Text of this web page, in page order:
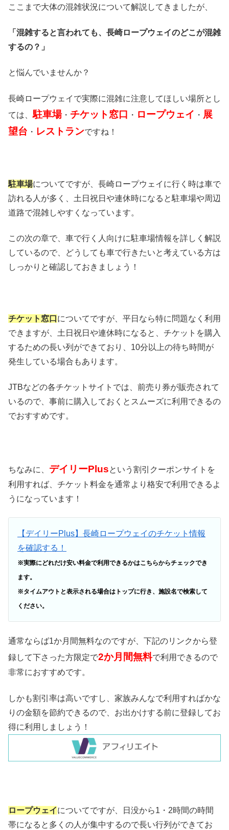
ここまで大体の混雑状況について解説してきましたが、
「混雑すると言われても、長崎ロープウェイのどこが混雑
するの？」
と悩んでいませんか？
長崎ロープウェイで実際に混雑に注意してほしい場所とし
ては、駐車場・ チケット窓口 ・ ロープウェイ ・ 展
望台 ・ レストランですね！
駐車場についてですが、長崎ロープウェイに行く時は車で
訪れる人が多く、土日祝日や連休時になると駐車場や周辺
道路で混雑しやすくなっています。
この次の章で、車で行く人向けに駐車場情報を詳しく解説
しているので、どうしても車で行きたいと考えている方は
しっかりと確認しておきましょう！
チケット窓口 についてですが、平日なら特に問題なく利用
できますが、土日祝日や連休時になると、チケットを購入
するための長い列ができており、10分以上の待ち時間が
発生している場合もあります。
JTBなどの各チケットサイトでは、前売り券が販売されて
いるので、事前に購入しておくとスムーズに利用できるの
でおすすめです。
ちなみに、 デイリーPlusという割引クーポンサイトを
利用すれば、チケット料金を通常より格安で利用できるよ
うになっています！
【デイリーPlus】長崎ロープウェイのチケット情報
を確認する！
※実際にどれだけ安い料金で利用できるかはこちらからチェックでき
ます。
※タイムアウトと表示される場合はトップに行き、施設名で検索して
ください。
通常ならば1か月間無料なのですが、下記のリンクから登
録して下さった方限定で2か月間無料で利用できるので
非常におすすめです。
しかも割引率は高いですし、家族みんなで利用すればかな
りの金額を節約できるので、お出かけする前に登録してお
得に利用しましょう！
ロープウェイについてですが、日没から1・2時間の時間
帯になると多くの人が集中するので長い行列ができてお